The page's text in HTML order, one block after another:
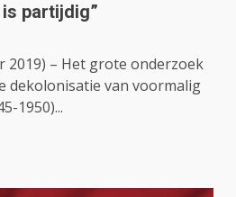
partijdig”
2019) – Het grote onderzoek
dekolonisatie van voormalig
1950)...